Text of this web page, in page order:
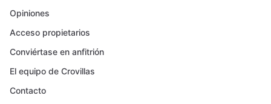
Opiniones
Acceso propietarios
Conviértase en anfitrión
El equipo de Crovillas
Contacto